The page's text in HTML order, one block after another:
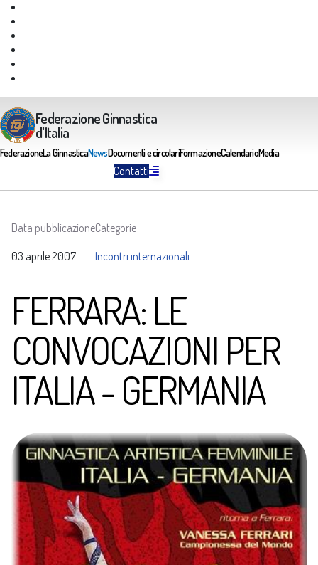
Federazione Ginnastica
d'Italia
FederazioneLa GinnasticaNewsDocumenti e circolariFormazioneCalendarioMedia
Contatti
Data pubblicazione
03 aprile 2007
Categorie
Incontri internazionali
FERRARA: LE
CONVOCAZIONI PER
ITALIA - GERMANIA